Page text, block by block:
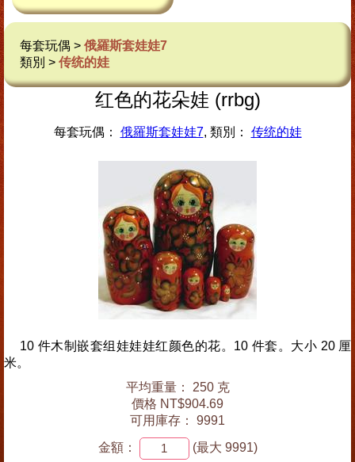
每套玩偶 > 俄羅斯套娃娃7
類別 > 传统的娃
红色的花朵娃 (rrbg)
每套玩偶： 俄羅斯套娃娃7, 類別： 传统的娃
10 件木制嵌套组娃娃娃红颜色的花。10 件套。大小 20 厘
米。
平均重量： 250 克
價格 NT$904.69
可用庫存： 9991
金額： (最大 9991)